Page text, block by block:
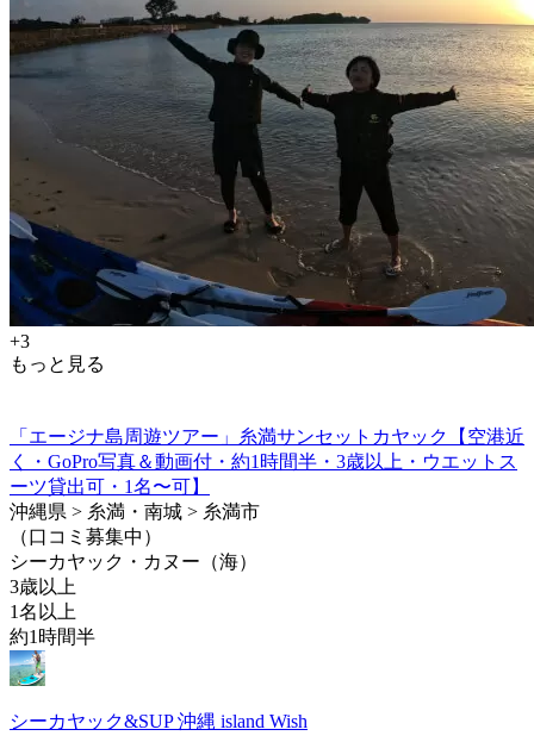
+3
もっと見る
「エージナ島周遊ツアー」糸満サンセットカヤック【空港近
く・GoPro写真＆動画付・約1時間半・3歳以上・ウエットス
ーツ貸出可・1名〜可】
沖縄県 > 糸満・南城 > 糸満市
（口コミ募集中）
シーカヤック・カヌー（海）
3歳以上
1名以上
約1時間半
シーカヤック&SUP 沖縄 island Wish